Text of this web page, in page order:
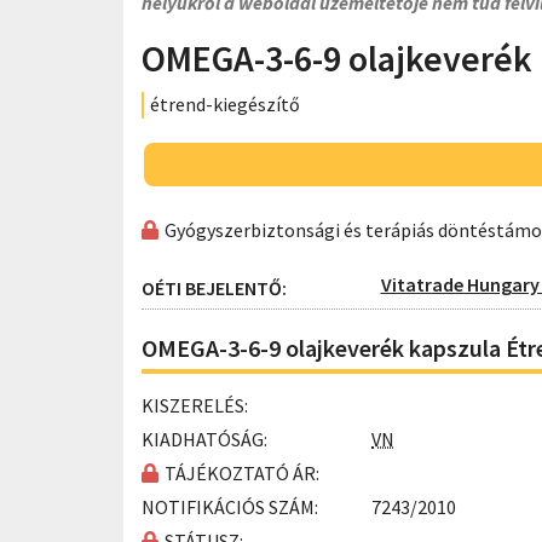
OMEGA-3-6-9
étrend-kiegészítő
Gyógyszerbiztonsági és terápiás
OÉTI BEJELENTŐ: Vitatrade Hungary
OMEGA-3-6-9 olajkeverék kapszula
KISZERELÉS:
KIADHATÓSÁG:
VN
TÁJÉKOZTATÓ ÁR:
NOTIFIKÁCIÓS SZÁM:
7243/2010